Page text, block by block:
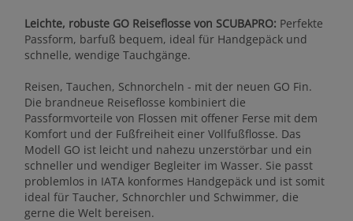
Leichte, robuste GO Reiseflosse von SCUBAPRO: Perfekte
Passform, barfuß bequem, ideal für Handgepäck und
schnelle, wendige Tauchgänge.
Reisen, Tauchen, Schnorcheln - mit der neuen GO Fin.
Die brandneue Reiseflosse kombiniert die
Passformvorteile von Flossen mit offener Ferse mit dem
Komfort und der Fußfreiheit einer Vollfußflosse. Das
Modell GO ist leicht und nahezu unzerstörbar und ein
schneller und wendiger Begleiter im Wasser. Sie passt
problemlos in IATA konformes Handgepäck und ist somit
ideal für Taucher, Schnorchler und Schwimmer, die
gerne die Welt bereisen.